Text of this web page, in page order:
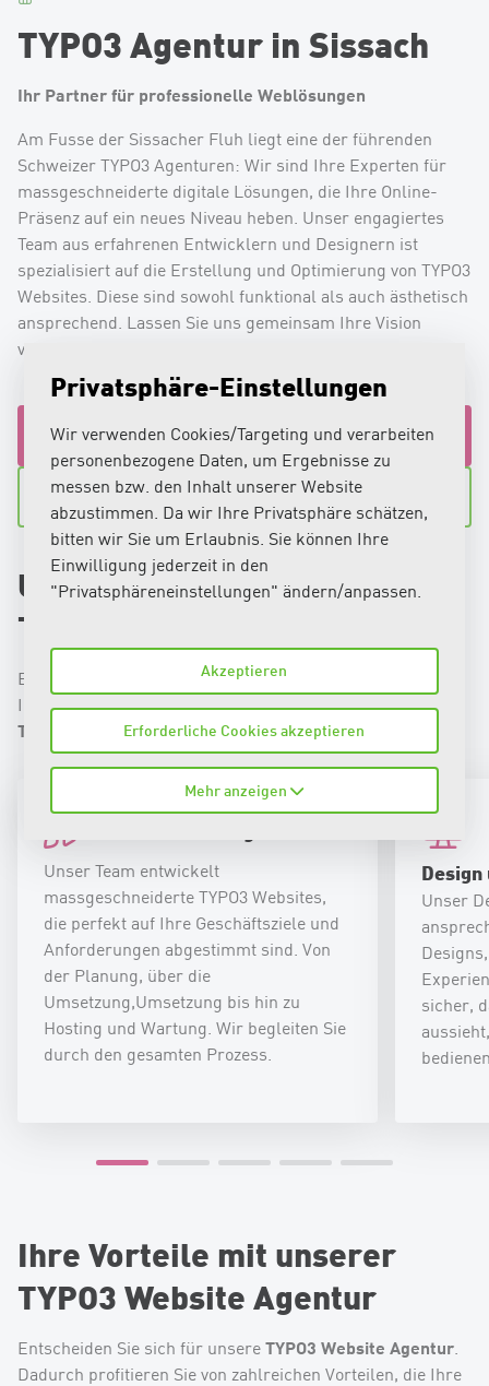
Privatsphäre-Einstellungen
Wir verwenden Cookies/Targeting und verarbeiten
personenbezogene Daten, um Ergebnisse zu
messen bzw. den Inhalt unserer Website
abzustimmen. Da wir Ihre Privatsphäre schätzen,
bitten wir Sie um Erlaubnis. Sie können Ihre
Einwilligung jederzeit in den
"Privatsphäreneinstellungen" ändern/anpassen.
Akzeptieren
Erforderliche Cookies akzeptieren
Mehr anzeigen
TYPO3 Agentur in Sissach
Ihr Partner für professionelle Weblösungen
Am Fusse der Sissacher Fluh liegt eine der führenden
Schweizer TYPO3 Agenturen: Wir sind Ihre Experten für
massgeschneiderte digitale Lösungen, die Ihre Online-
Präsenz auf ein neues Niveau heben. Unser engagiertes
Team aus erfahrenen Entwicklern und Designern ist
spezialisiert auf die Erstellung und Optimierung von TYPO3
Websites. Diese sind sowohl funktional als auch ästhetisch
ansprechend. Lassen Sie uns gemeinsam Ihre Vision
verwirklichen!
Jetzt beraten lassen
Zu unseren Referenzen
Unsere Dienstleistungen als
TYPO3 Internetagentur
Bei uns erhalten Sie umfassende Dienstleistungen, die auf
Ihre individuellen Bedürfnisse zugeschnitten sind. Als
TYPO3 Internetagenturbieten wir:
Unser Team entwickelt
massgeschneiderte TYPO3 Websites,
die perfekt auf Ihre Geschäftsziele und
Anforderungen abgestimmt sind. Von
der Planung, über die
Umsetzung,Umsetzung bis hin zu
Hosting und Wartung. Wir begleiten Sie
durch den gesamten Prozess.
Design
Unser
sicher,
Ihre Vorteile mit unserer
TYPO3 Website Agentur
Entscheiden Sie sich für unsere TYPO3 Website Agentur
Dadurch profitieren Sie von zahlreichen Vorteilen, die Ihre